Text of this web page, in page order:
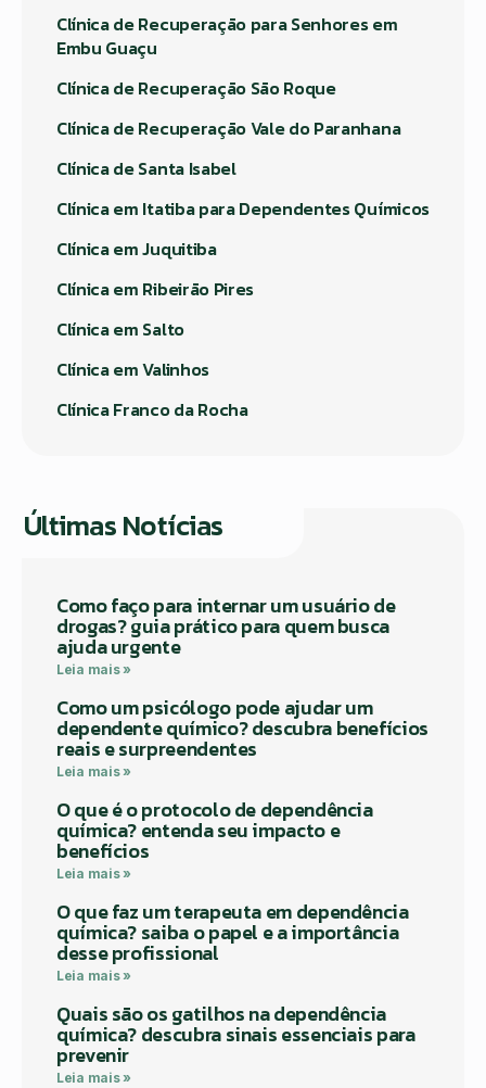
Clínica de Recuperação para Senhores em
Embu Guaçu
Clínica de Recuperação São Roque
Clínica de Recuperação Vale do Paranhana
Clínica de Santa Isabel
Clínica em Itatiba para Dependentes Químicos
Clínica em Juquitiba
Clínica em Ribeirão Pires
Clínica em Salto
Clínica em Valinhos
Clínica Franco da Rocha
Últimas Notícias
Como faço para internar um usuário de
drogas? guia prático para quem busca
ajuda urgente
Leia mais »
Como um psicólogo pode ajudar um
dependente químico? descubra benefícios
reais e surpreendentes
Leia mais »
O que é o protocolo de dependência
química? entenda seu impacto e
benefícios
Leia mais »
O que faz um terapeuta em dependência
química? saiba o papel e a importância
desse profissional
Leia mais »
Quais são os gatilhos na dependência
química? descubra sinais essenciais para
prevenir
Leia mais »